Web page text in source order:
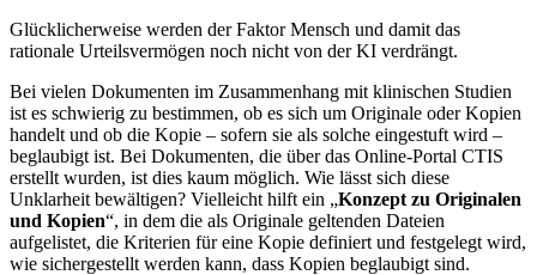
Glücklicherweise werden der Faktor Mensch und damit das
rationale Urteilsvermögen noch nicht von der KI verdrängt.
Bei vielen Dokumenten im Zusammenhang mit klinischen Studien
ist es schwierig zu bestimmen, ob es sich um Originale oder Kopien
handelt und ob die Kopie – sofern sie als solche eingestuft wird –
beglaubigt ist. Bei Dokumenten, die über das Online-Portal CTIS
erstellt wurden, ist dies kaum möglich. Wie lässt sich diese
Unklarheit bewältigen? Vielleicht hilft ein „Konzept zu Originalen
und Kopien“, in dem die als Originale geltenden Dateien
aufgelistet, die Kriterien für eine Kopie definiert und festgelegt wird,
wie sichergestellt werden kann, dass Kopien beglaubigt sind.